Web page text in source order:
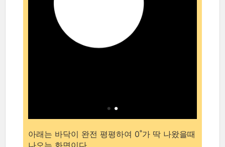
아래는 바닥이 완전 평평하여 0˚가 딱 나왔을때
나오는 화면이다.